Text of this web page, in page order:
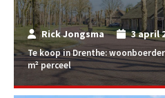
Rick Jongsma 3 april
Te koop in Drenthe:
m² perceel